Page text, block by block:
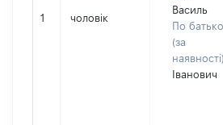
1 чоловік
Василь
По
(за
Іванович